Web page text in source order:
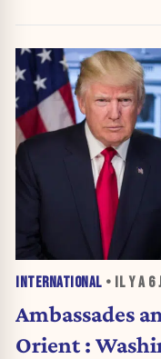
INTERNATIONAL • IL Y A 6
Ambassades
Orient :